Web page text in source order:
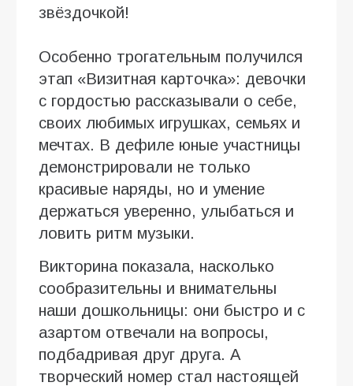
звёздочкой!
Особенно трогательным получился
этап «Визитная карточка»: девочки
с гордостью рассказывали о себе,
своих любимых игрушках, семьях и
мечтах. В дефиле юные участницы
демонстрировали не только
красивые наряды, но и умение
держаться уверенно, улыбаться и
ловить ритм музыки.
Викторина показала, насколько
сообразительны и внимательны
наши дошкольницы: они быстро и с
азартом отвечали на вопросы,
подбадривая друг друга. А
творческий номер стал настоящей